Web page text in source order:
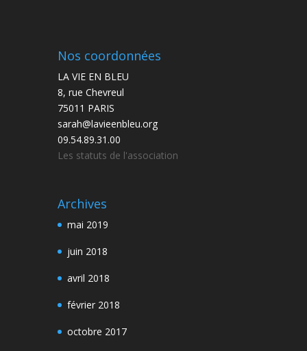
Nos coordonnées
LA VIE EN BLEU
8, rue Chevreul
75011 PARIS
sarah@lavieenbleu.org
09.54.89.31.00
Les statuts de l'association
Archives
mai 2019
juin 2018
avril 2018
février 2018
octobre 2017